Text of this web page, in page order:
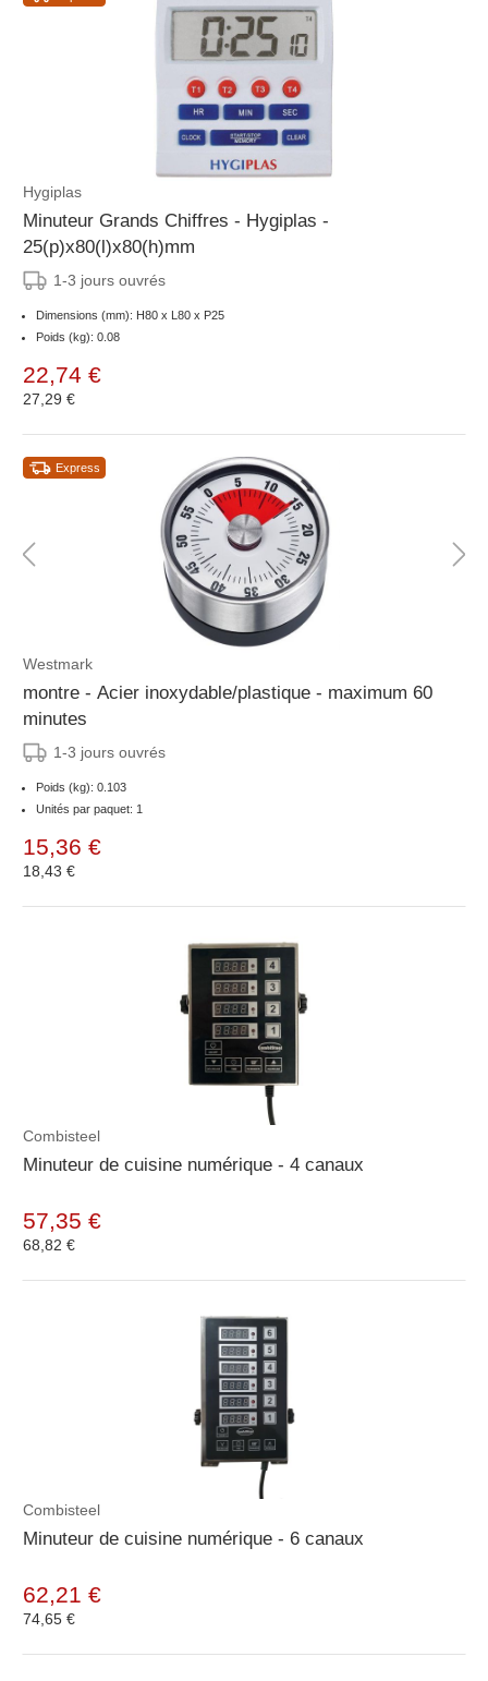
Hygiplas
Minuteur Grands Chiffres - Hygiplas -
25(p)x80(l)x80(h)mm
1-3 jours ouvrés
Dimensions (mm): H80 x L80 x P25
Poids (kg): 0.08
22,74 €
27,29 €
Express
Westmark
montre - Acier inoxydable/plastique - maximum 60
minutes
1-3 jours ouvrés
Poids (kg): 0.103
Unités par paquet: 1
15,36 €
18,43 €
Combisteel
Minuteur de cuisine numérique - 4 canaux
57,35 €
68,82 €
Combisteel
Minuteur de cuisine numérique - 6 canaux
62,21 €
74,65 €